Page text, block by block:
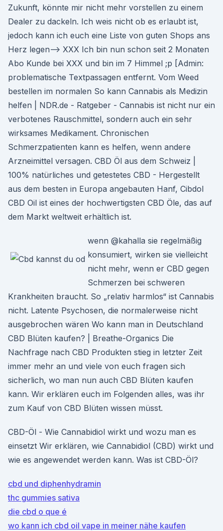
Zukunft, könnte mir nicht mehr vorstellen zu einem
Dealer zu dackeln. Ich weis nicht ob es erlaubt ist,
jedoch kann ich euch eine Liste von guten Shops ans
Herz legen-—> XXX Ich bin nun schon seit 2 Monaten
Abo Kunde bei XXX und bin im 7 Himmel ;p [Admin:
problematische Textpassagen entfernt. Vom Weed
bestellen im normalen So kann Cannabis als Medizin
helfen | NDR.de - Ratgeber - Cannabis ist nicht nur ein
verbotenes Rauschmittel, sondern auch ein sehr
wirksames Medikament. Chronischen
Schmerzpatienten kann es helfen, wenn andere
Arzneimittel versagen. CBD Öl aus dem Schweiz |
100% natürliches und getestetes CBD - Hergestellt
aus dem besten in Europa angebauten Hanf, Cibdol
CBD Oil ist eines der hochwertigsten CBD Öle, das auf
dem Markt weltweit erhältlich ist.
wenn @kahalla sie regelmäßig
konsumiert, wirken sie vielleicht
nicht mehr, wenn er CBD gegen
Schmerzen bei schweren
Krankheiten braucht. So „relativ harmlos“ ist Cannabis
nicht. Latente Psychosen, die normalerweise nicht
ausgebrochen wären Wo kann man in Deutschland
CBD Blüten kaufen? | Breathe-Organics Die
Nachfrage nach CBD Produkten stieg in letzter Zeit
immer mehr an und viele von euch fragen sich
sicherlich, wo man nun auch CBD Blüten kaufen
kann. Wir erklären euch im Folgenden alles, was ihr
zum Kauf von CBD Blüten wissen müsst.
CBD-Öl - Wie Cannabidiol wirkt und wozu man es
einsetzt Wir erklären, wie Cannabidiol (CBD) wirkt und
wie es angewendet werden kann. Was ist CBD-Öl?
cbd und diphenhydramin
thc gummies sativa
die cbd o que é
wo kann ich cbd oil vape in meiner nähe kaufen